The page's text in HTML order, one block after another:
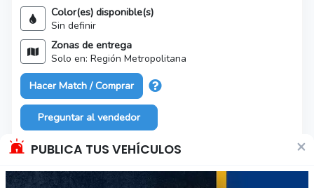
PUBLICA TUS VEHÍCULOS ×
Color(es) disponible(s)
Sin definir
Zonas de entrega
Solo en: Región Metropolitana
Hacer Match / Comprar
Preguntar al vendedor
Características del producto